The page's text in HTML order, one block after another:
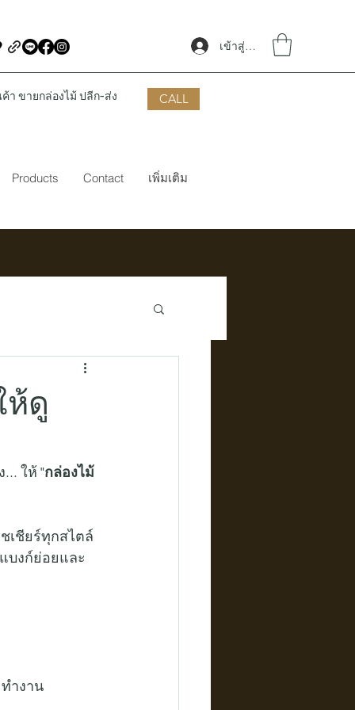
เข้าสู่ระบบ
า ขายกล่องไม้ ปลีก-ส่ง CALL
Products Contact เพิ่มเติม
ห้ดู
... ให้ "กล่องไม้
เชียร์ทุกสไตล์
บงก์ย่อยและ
ำงาน